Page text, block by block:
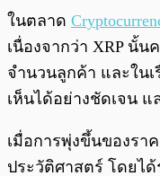
พร้อมเล่น
ในตลาด
เนื่องจากว่า XRP นั้
จำนวนลูกค้า และใน
เห็นได้อย่างชัดเจน แ
เมื่อการพุ่งขึ้นของรา
ประวัติศาสตร์ โดยได้